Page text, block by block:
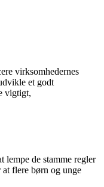
virksomhedernes
et godt
vigtigt,
lempe de stamme regler
flere børn og unge